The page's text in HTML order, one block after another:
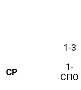
СР
1-3
1-
СПО